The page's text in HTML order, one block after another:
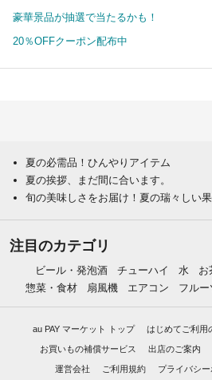
豪華景品が抽選で当たるかも！
20％OFFクーポン配布中
夏の必需品！ひんやりアイテム
夏の挨拶、まだ間に合います。
旬の美味しさをお届け！夏の瑞々しい
注目のカテゴリ
ビール・発泡酒 チューハイ 水 お
惣菜・食材
扇風機 エアコン フルー
au PAY マーケット トップ はじめてご利用
お買いもの補償サービス 出店のご案内
運営会社 ご利用規約 プライバシ